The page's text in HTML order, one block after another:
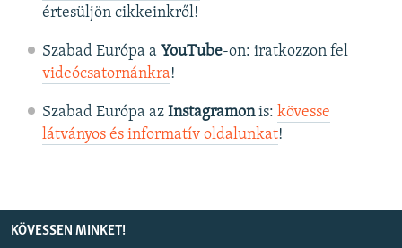
értesüljön cikkeinkről!
Szabad Európa a YouTube-on: iratkozzon fel
videócsatornánkra!
Szabad Európa az Instagramonis: kövesse
látványos és informatív oldalunkat! ​
KÖVESSEN MINKET!